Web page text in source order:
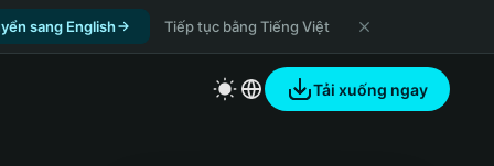
sang English Tiếp tục bằng Tiếng Việt
Tải xuống ngay